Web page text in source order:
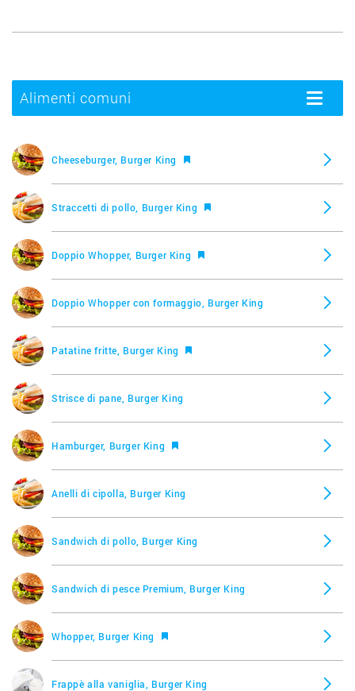
Alimenti comuni
Toggle
Cheeseburger, Burger King
Straccetti di pollo, Burger King
Doppio Whopper, Burger King
Doppio Whopper con formaggio, Burger King
Patatine fritte, Burger King
Strisce di pane, Burger King
Hamburger, Burger King
Anelli di cipolla, Burger King
Sandwich di pollo, Burger King
Sandwich di pesce Premium, Burger King
Whopper, Burger King
Frappè alla vaniglia, Burger King